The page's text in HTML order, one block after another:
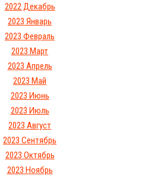
2022 Декабрь
2023 Январь
2023 Февраль
2023 Март
2023 Апрель
2023 Май
2023 Июнь
2023 Июль
2023 Август
2023 Сентябрь
2023 Октябрь
2023 Ноябрь